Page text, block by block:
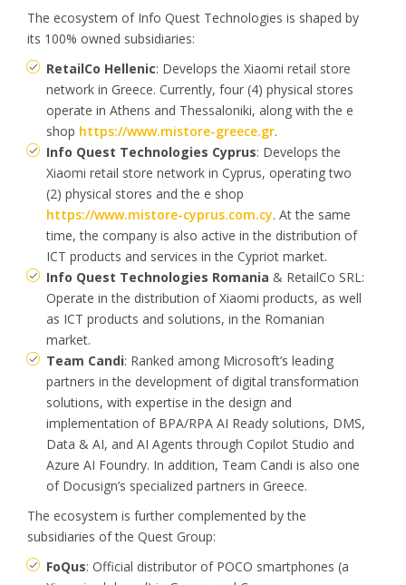
The ecosystem of Info Quest Technologies is shaped by
its 100% owned subsidiaries:
RetailCo Hellenic: Develops the Xiaomi retail store
network in Greece. Currently, four (4) physical stores
operate in Athens and Thessaloniki, along with the e
shop https://www.mistore-greece.gr.
Info Quest Technologies Cyprus: Develops the
Xiaomi retail store network in Cyprus, operating two
(2) physical stores and the e shop
https://www.mistore-cyprus.com.cy. At the same
time, the company is also active in the distribution of
ICT products and services in the Cypriot market.
Info Quest Technologies Romania & RetailCo SRL:
Operate in the distribution of Xiaomi products, as well
as ICT products and solutions, in the Romanian
market.
Team Candi: Ranked among Microsoft’s leading
partners in the development of digital transformation
solutions, with expertise in the design and
implementation of BPA/RPA AI Ready solutions, DMS,
Data & AI, and AI Agents through Copilot Studio and
Azure AI Foundry. In addition, Team Candi is also one
of Docusign’s specialized partners in Greece.
The ecosystem is further complemented by the
subsidiaries of the Quest Group:
FoQus: Official distributor of POCO smartphones (a